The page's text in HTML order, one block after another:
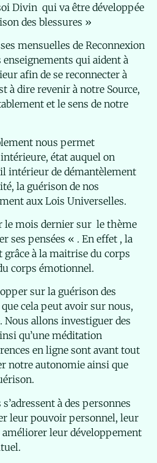
Divin qui va être développée
des blessures »
mensuelles de Reconnexion
qui aident à
afin de se reconnecter à
à dire revenir à notre Source,
et le sens de notre
nous permet
état auquel on
intérieur de démantèlement
la guérison de nos
aux Lois Universelles.
le mois dernier sur le thème
ses pensées « . En effet , la
à la maitrise du corps
corps émotionnel.
sur la guérison des
cela peut avoir sur nous,
allons investiguer des
qu’une méditation
en ligne sont avant tout
notre autonomie ainsi que
à des personnes
leur pouvoir personnel, leur
leur développement